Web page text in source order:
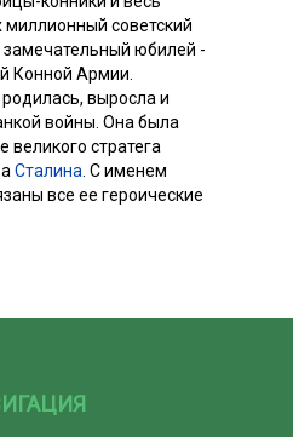
миллионный советский
юбилей -
Конной Армии.
выросла и
войны. Она была
великого стратега
Сталина . С именем
все ее героические